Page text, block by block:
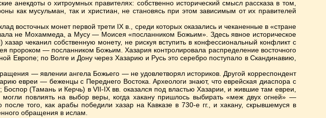
анекдоты о хитроумных правителях: собственно исторический смысл рассказа в том,
как мусульман, так и христиан, не становясь при этом зависимым от их правителей
восточных монет первой трети IX в., среди которых оказались и чеканенные в «стране
не Мохаммеда, а Мусу — Моисея «посланником Божьим». Здесь явное историческое
хазар чеканил собственную монету, не рискуя вступить в конфессиональный конфликт с
пророком — посланником Божьим. Хазария контролировала распределение восточного
Европе; по Волге и Дону через Хазарию и Русь это серебро поступало в Скандинавию,
— явлении ангела Божьего — не удовлетворял историков. Другой корреспондент
евреи — беженцы с Переднего Востока. Археологи знают, что еврейская диаспора с
(Тамань и Керчь) в VII-IX вв. оказался под властью Хазарии, и жившие там евреи,
повлиять на выбор веры, когда хакану пришлось выбирать «меж двух огней» —
того, как арабы победили хазар на Кавказе в 730-е гг., и хакану, скрывшемуся в
обращения в ислам.